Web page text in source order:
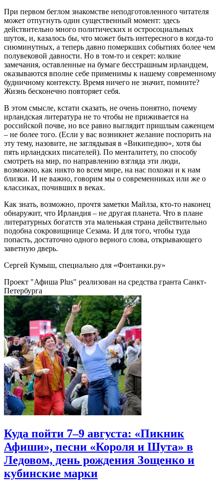
При первом беглом знакомстве неподготовленного читателя
может отпугнуть один существенный момент: здесь
действительно много политических и остросоциальных
шуток, и, казалось бы, что может быть интересного в когда-то
сиюминутных, а теперь давно померкших событиях более чем
полувековой давности. Но в том-то и секрет: колкие
замечания, оставленные на бумаге бесстрашным ирландцем,
оказываются вполне себе применимы к нашему современному
будничному контексту. Время ничего не значит, помните?
Жизнь бесконечно повторяет себя.
В этом смысле, кстати сказать, не очень понятно, почему
ирландская литература не то чтобы не приживается на
российской почве, но все равно выглядит пришлым саженцем
– не более того. (Если у вас возникнет желание поспорить на
эту тему, назовите, не заглядывая в «Википедию», хотя бы
пять ирландских писателей). По менталитету, по способу
смотреть на мир, по направлению взгляда эти люди,
возможно, как никто во всем мире, на нас похожи и к нам
близки. И не важно, говорим мы о современниках или же о
классиках, почивших в веках.
Как знать, возможно, прочтя заметки Майлза, кто-то наконец
обнаружит, что Ирландия – не другая планета. Что в плане
литературных богатств эта маленькая страна действительно
подобна сокровищнице Сезама. И для того, чтобы туда
попасть, достаточно одного верного слова, открывающего
заветную дверь.
Сергей Кумыш, специально для «Фонтанки.ру»
Проект "Афиша Plus" реализован на средства гранта Санкт-
Петербурга
Куда пойти 7–9 августа: «Пикник
Афиши», песни «Короля и Шута» в
Ледовом, день рождения Зощенко и
кубинские марки